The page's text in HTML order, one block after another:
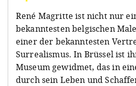
René Magritte ist nicht nur
bekanntesten belgischen
einer der bekanntesten
Surrealismus. In Brüssel ist
Museum gewidmet, das in
durch sein Leben und